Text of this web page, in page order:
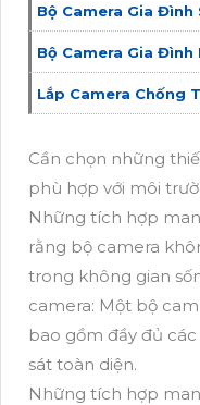
Bộ Camera Gia Đình
Bộ Camera Gia Đình
Lắp Camera Chống
Cần chọn những
phù hợp với môi
Những tích hợp
rằng bộ camera
trong không gian
camera: Một bộ
bao gồm đầy đủ
sát toàn diện.
Những tích hợp